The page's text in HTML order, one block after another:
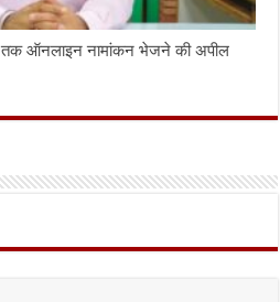
तक ऑनलाइन नामांकन भेजने की अपील